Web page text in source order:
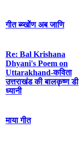
गीत ब्य्खोंण अब जाणि
Re: Bal Krishana
Dhyani's Poem on
Uttarakhand-कविता
उत्तराखंड की बालकृष्ण डी
ध्यानी
माया गीत